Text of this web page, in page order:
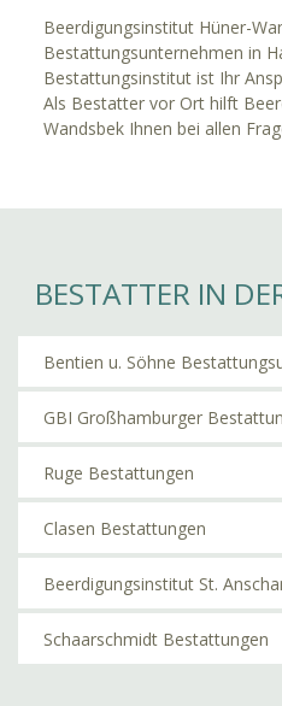
Beerdigungsinstitut Hüner-
Bestattungsunternehmen in
Bestattungsinstitut ist Ihr
Als Bestatter vor Ort hilft
Wandsbek Ihnen bei allen
BESTATTER IN
Bentien u. Söhne
GBI Großhamburger
Ruge Bestattungen
Clasen Bestattungen
Schaarschmidt Bestattungen